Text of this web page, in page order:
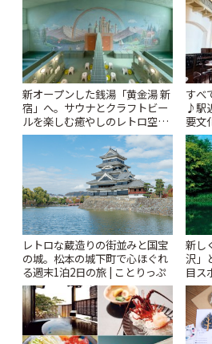
新オープンした銭湯「黄金湯 新
宿」へ。サウナとクラフトビー
ルを楽しむ癒やしのレトロ空間
| ことりっぷ
すべ
♪駅
要文
札す
りっ
レトロな蔵造りの街並みと国宝
の城。松本の城下町で心ほぐれ
る週末1泊2日の旅 | ことりっぷ
新し
沢」
目ス
ー開